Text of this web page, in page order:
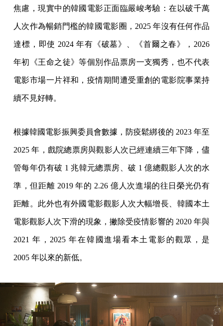
焦慮，現實中的韓國電影正面臨嚴峻考驗：在以破千萬
人次作為暢銷門檻的韓國電影圈，2025 年沒有任何作品
達標，即使 2024 年有《破墓》、《首爾之春》，2026
年初《王命之徒》等個別作品票房一支獨秀，也不代表
電影市場一片祥和，疫情期間遭受重創的電影院事業持
續不見好轉。
根據韓國電影振興委員會數據，防疫鬆綁後的 2023 年至
2025 年，戲院總票房與觀影人次已經連續三年下降，儘
管每年仍有破 1 兆韓元總票房、破 1 億總觀影人次的水
準，但距離 2019 年的 2.26 億人次進場的往日榮光仍有
距離。此外也有外國電影觀影人次大幅增長、韓國本土
電影觀影人次下滑的現象，撇除受疫情影響的 2020 年與
2021 年，2025 年在韓國進場看本土電影的觀眾，是
2005 年以來的新低。